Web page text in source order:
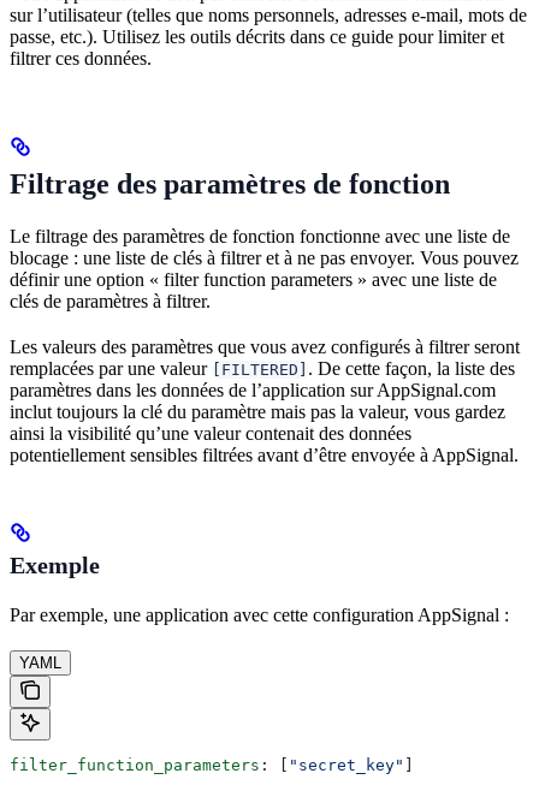
sur l’utilisateur (telles que noms personnels, adresses e-mail, mots de
passe, etc.). Utilisez les outils décrits dans ce guide pour limiter et
filtrer ces données.
Filtrage des paramètres de fonction
Le filtrage des paramètres de fonction fonctionne avec une liste de
blocage : une liste de clés à filtrer et à ne pas envoyer. Vous pouvez
définir une option « filter function parameters » avec une liste de
clés de paramètres à filtrer.
Les valeurs des paramètres que vous avez configurés à filtrer seront
remplacées par une valeur [FILTERED] . De cette façon, la liste des
paramètres dans les données de l’application sur AppSignal.com
inclut toujours la clé du paramètre mais pas la valeur, vous gardez
ainsi la visibilité qu’une valeur contenait des données
potentiellement sensibles filtrées avant d’être envoyée à AppSignal.
Exemple
Par exemple, une application avec cette configuration AppSignal :
YAML
filter_function_parameters : [ "secret_key" ]